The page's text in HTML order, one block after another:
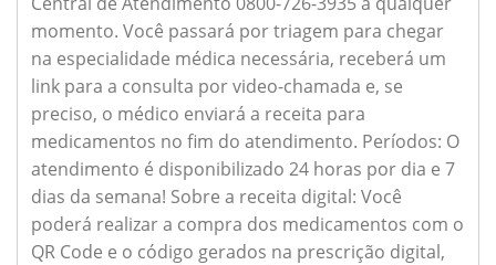
momento. Você passará por triagem para chegar
na especialidade médica necessária, receberá um
link para a consulta por video-chamada e, se
preciso, o médico enviará a receita para
medicamentos no fim do atendimento. Períodos: O
atendimento é disponibilizado 24 horas por dia e 7
dias da semana! Sobre a receita digital: Você
poderá realizar a compra dos medicamentos com o
QR Code e o código gerados na prescrição digital,